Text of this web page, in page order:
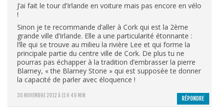
30 NOVEMBRE 2012 À 11 H 49 MIN
J’ai fait le tour d’Irlande en voiture mais pas encore en vélo
!
Sinon je te recommande d’aller à Cork qui est la 2ème
grande ville d’Irlande. Elle a une particularité étonnante :
l’île qui se trouve au milieu la rivière Lee et qui forme la
principale partie du centre ville de Cork. De plus tu ne
pourras pas échapper à la tradition d’embrasser la pierre
Blarney, « the Blarney Stone » qui est supposée te donner
la capacité de parler avec éloquence !
RÉPONDRE